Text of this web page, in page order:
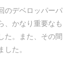
のデベロッパーパ
、かなり重要なも
た。また、その間
た。